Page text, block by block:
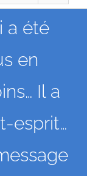
a été
en
Il a
esprit…